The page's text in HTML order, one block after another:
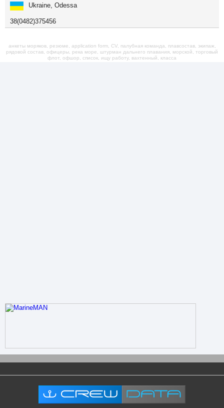
Ukraine, Odessa
38(0482)375456
анкеты моряков, резюме, application form, CV, палубная команда, плавсостав, экипаж,
рядовой состав, офицеры, река море, штурман дальнего плавания, морской, торговый
флот, офшор, список, ищу работу, вахтенный, класса